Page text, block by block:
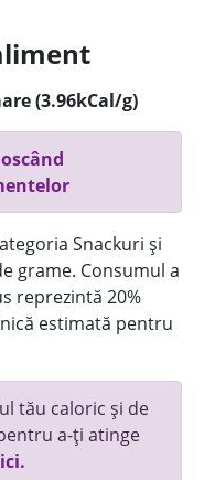
(3.96kCal/g)
Snackuri și
grame. Consumul a
reprezintă 20%
estimată pentru
tău caloric și de
a-ți atinge